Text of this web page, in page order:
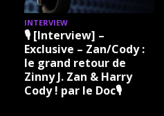
INTERVIEW
🎙 [Interview] –
Exclusive – Zan/Cody :
le grand retour de
Zinny J. Zan & Harry
Cody ! par le Doc🎙